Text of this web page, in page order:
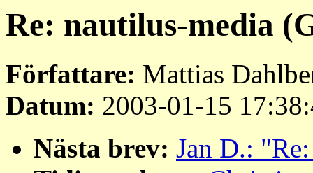
Re: nautilus-media
Författare: Mattias
Datum: 2003-01-15
Nästa brev: Jan D.: